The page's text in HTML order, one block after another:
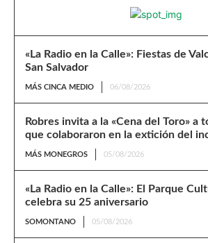
«La Radio en la Calle»: Fiestas de
San Salvador
MÁS CINCA MEDIO 06/08/2026
Robres invita a la «Cena del Toro» a
que colaboraron en la extición del
MÁS MONEGROS 05/08/2026
«La Radio en la Calle»: El Parque
celebra su 25 aniversario
SOMONTANO 05/08/2026